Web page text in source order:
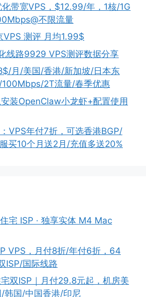
带宽VPS，$12.99/年，1核/1G
不限流量
测评 月均1.99$
线路9929 VPS测评数据分享
月/美国/香港/新加坡/日本东
100Mbps/2T流量/春季优惠
装OpenClaw小龙虾+配置使用
VPS年付7折，可选香港BGP/
买10个月送2月/充值多送20%
宅 ISP · 独享实体 M4 Mac
VPS，月付8折/年付6折，64
ISP/国际线路
双ISP｜月付29.8元起，机房美
韩国/中国香港/印尼